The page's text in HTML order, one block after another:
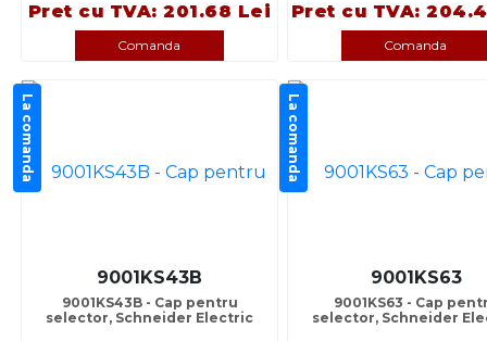
Pret cu TVA: 201.68 Lei
Comanda
Pret cu TVA:
Comanda
La comanda
9001KS43B
9001KS43B - Cap pentru
selector, Schneider Electric
La comanda
9001KS63
9001KS63 - Cap
selector, Schneider